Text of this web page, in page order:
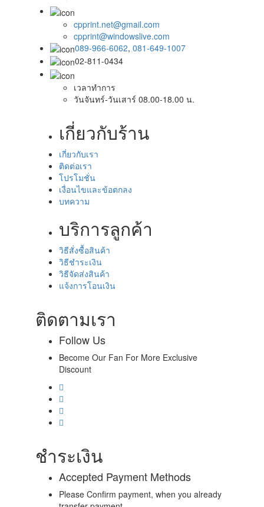
cpprint.net@gmail.com
cpprint@windowslive.com
089-966-6062, 081-649-1007
02-811-0434
เวลาทำการ
วันจันทร์-วันเสาร์ 08.00-18.00 น.
เกี่ยวกับร้าน
เกี่ยวกับเรา
ติดต่อเรา
โปรโมชั่น
เงื่อนไขและข้อตกลง
บทความ
บริการลูกค้า
วิธีสั่งซื้อสินค้า
วิธีชำระเงิน
วิธีจัดส่งสินค้า
แจ้งการโอนเงิน
ติดตามเรา
Follow Us
Become Our Fan For More Exclusive
Discount
ชำระเงิน
Accepted Payment Methods
Please Confirm payment, when you already